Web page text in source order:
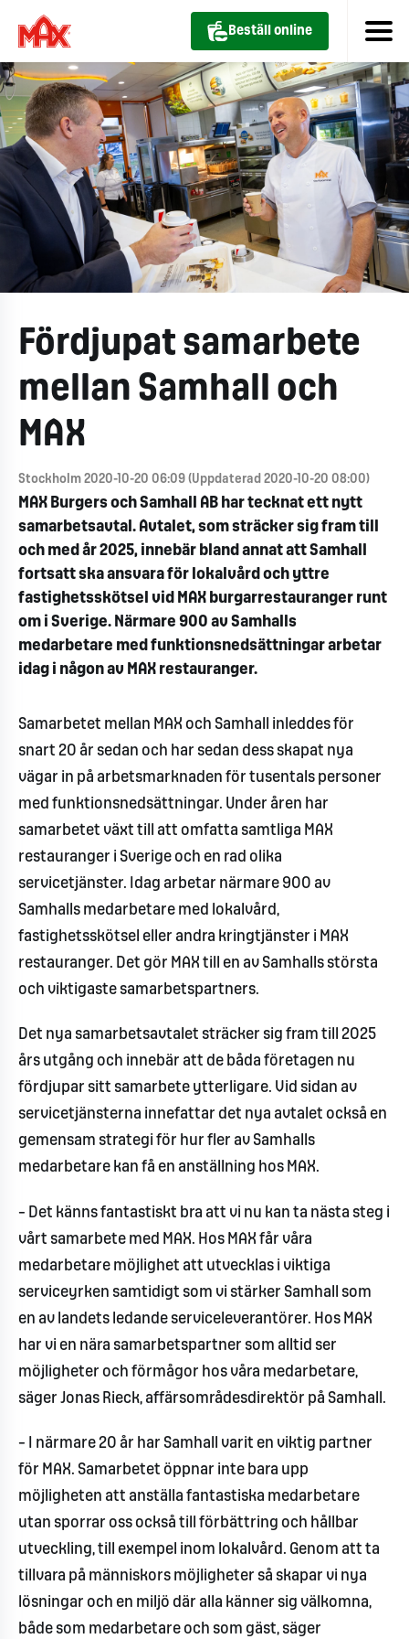
Beställ online
Fördjupat samarbete
mellan Samhall och
MAX
Stockholm 2020-10-20 06:09 (Uppdaterad 2020-10-20 08:00)
MAX Burgers och Samhall AB har tecknat ett nytt
samarbetsavtal. Avtalet, som sträcker sig fram till
och med år 2025, innebär bland annat att Samhall
fortsatt ska ansvara för lokalvård och yttre
fastighetsskötsel vid MAX burgarrestauranger runt
om i Sverige. Närmare 900 av Samhalls
medarbetare med funktionsnedsättningar arbetar
idag i någon av MAX restauranger.
Samarbetet mellan MAX och Samhall inleddes för
snart 20 år sedan och har sedan dess skapat nya
vägar in på arbetsmarknaden för tusentals personer
med funktionsnedsättningar. Under åren har
samarbetet växt till att omfatta samtliga MAX
restauranger i Sverige och en rad olika
servicetjänster. Idag arbetar närmare 900 av
Samhalls medarbetare med lokalvård,
fastighetsskötsel eller andra kringtjänster i MAX
restauranger. Det gör MAX till en av Samhalls största
och viktigaste samarbetspartners.
Det nya samarbetsavtalet sträcker sig fram till 2025
års utgång och innebär att de båda företagen nu
fördjupar sitt samarbete ytterligare. Vid sidan av
servicetjänsterna innefattar det nya avtalet också en
gemensam strategi för hur fler av Samhalls
medarbetare kan få en anställning hos MAX.
– Det känns fantastiskt bra att vi nu kan ta nästa steg i
vårt samarbete med MAX. Hos MAX får våra
medarbetare möjlighet att utvecklas i viktiga
serviceyrken samtidigt som vi stärker Samhall som
en av landets ledande serviceleverantörer. Hos MAX
har vi en nära samarbetspartner som alltid ser
möjligheter och förmågor hos våra medarbetare,
säger Jonas Rieck, affärsområdesdirektör på Samhall.
– I närmare 20 år har Samhall varit en viktig partner
för MAX. Samarbetet öppnar inte bara upp
möjligheten att anställa fantastiska medarbetare
utan sporrar oss också till förbättring och hållbar
utveckling, till exempel inom lokalvård. Genom att ta
tillvara på människors möjligheter så skapar vi nya
lösningar och en miljö där alla känner sig välkomna,
både som medarbetare och som gäst, säger